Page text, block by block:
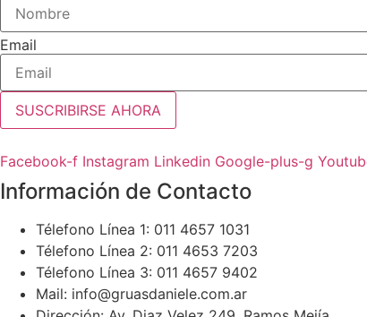
Email
SUSCRIBIRSE AHORA
Facebook-f Instagram Linkedin Google-plus-g
Información de Contacto
Télefono Línea 1: 011 4657 1031
Télefono Línea 2: 011 4653 7203
Télefono Línea 3: 011 4657 9402
Mail: info@gruasdaniele.com.ar